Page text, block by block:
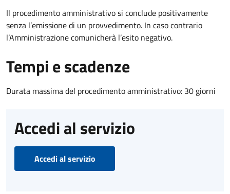
Il procedimento amministrativo si conclude positivamente
senza l’emissione di un provvedimento. In caso contrario
l’Amministrazione comunicherà l’esito negativo.
Tempi e scadenze
Durata massima del procedimento amministrativo: 30 giorni
Accedi al servizio
Accedi al servizio